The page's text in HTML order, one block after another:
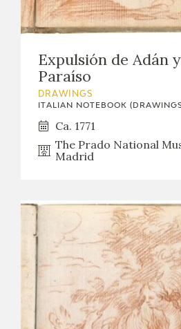
Expulsión de Adán
Paraíso
DRAWINGS
ITALIAN NOTEBOOK
Ca. 1771
The Prado National
Madrid